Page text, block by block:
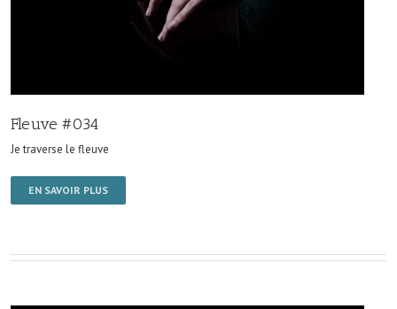
Fleuve #034
Je traverse le fleuve
EN SAVOIR PLUS